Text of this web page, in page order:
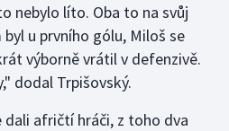
nebylo líto. Oba to na svůj
u prvního gólu, Miloš se
výborně vrátil v defenzivě.
dodal Trpišovský.
dali afričtí hráči, z toho dva